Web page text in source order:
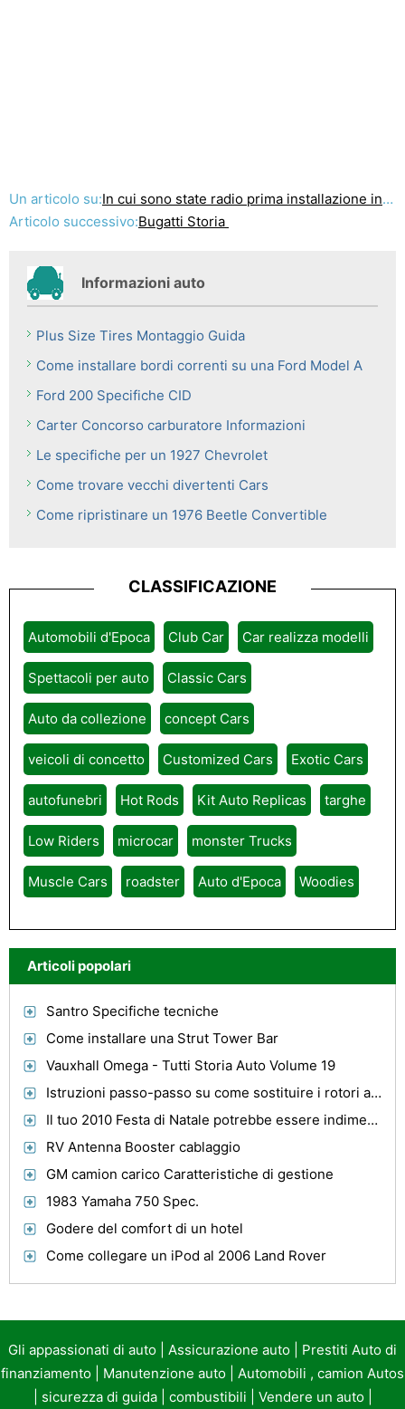
Un articolo su:In cui sono state radio prima installazione in auto?
Articolo successivo:Bugatti Storia
Informazioni auto
Plus Size Tires Montaggio Guida
Come installare bordi correnti su una Ford Model A
Ford 200 Specifiche CID
Carter Concorso carburatore Informazioni
Le specifiche per un 1927 Chevrolet
Come trovare vecchi divertenti Cars
Come ripristinare un 1976 Beetle Convertible
CLASSIFICAZIONE
Automobili d'Epoca Club Car Car realizza modelli
Spettacoli per auto Classic Cars
Auto da collezione concept Cars
veicoli di concetto Customized Cars Exotic Cars
autofunebri Hot Rods Kit Auto Replicas targhe
Low Riders microcar monster Trucks
Muscle Cars roadster Auto d'Epoca Woodies
Articoli popolari
Santro Specifiche tecniche
Come installare una Strut Tower Bar
Vauxhall Omega - Tutti Storia Auto Volume 19
Istruzioni passo-passo su come sostituire i rotori anteriori su una Dodge Stratus 2004
Il tuo 2010 Festa di Natale potrebbe essere indimenticabile
RV Antenna Booster cablaggio
GM camion carico Caratteristiche di gestione
1983 Yamaha 750 Spec.
Godere del comfort di un hotel
Come collegare un iPod al 2006 Land Rover
Gli appassionati di auto Assicurazione auto
Prestiti Auto di
finanziamento
Manutenzione auto
Automobili , camion Autos
sicurezza di guida| combustibili Vendere un auto|